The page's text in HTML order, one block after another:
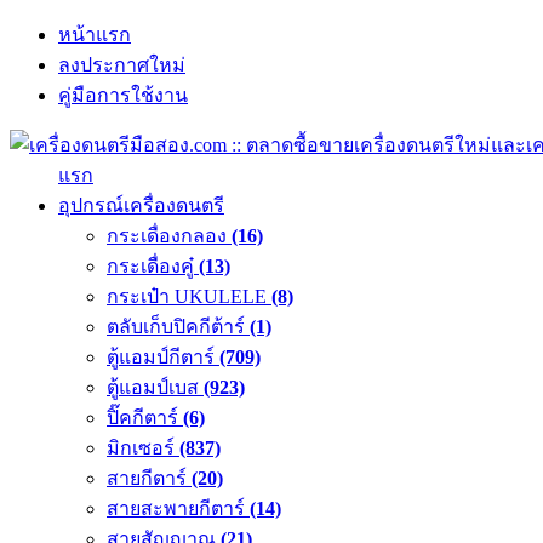
หน้าแรก
ลงประกาศใหม่
คู่มือการใช้งาน
แรก
อุปกรณ์เครื่องดนตรี
กระเดื่องกลอง (16)
กระเดื่องคู๋ (13)
กระเป๋า UKULELE (8)
ตลับเก็บปิคกีต้าร์ (1)
ตู้แอมป์กีตาร์ (709)
ตู้แอมป์เบส (923)
ปิ๊คกีตาร์ (6)
มิกเซอร์ (837)
สายกีตาร์ (20)
สายสะพายกีตาร์ (14)
สายสัญญาณ (21)